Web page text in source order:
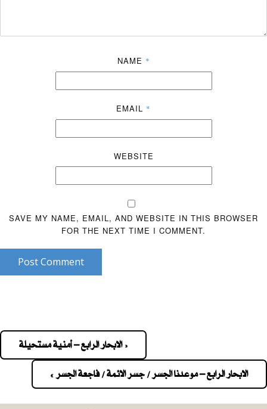
NAME *
EMAIL *
WEBSITE
SAVE MY NAME, EMAIL, AND WEBSITE IN THIS BROWSER
FOR THE NEXT TIME I COMMENT.
Post Comment
navigation
« الابحار الرابع – أمنية مستحيلة
الابحار الرابع – موعدنا الجسر / جسر الائمة / فاجعة الجسر »